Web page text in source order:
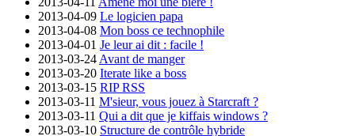
2013-04-09 Le logicien papa
2013-04-08 Mon boss ce technophile
2013-04-01 Je leur ai dit : facile !
2013-03-24 Avant de manger
2013-03-20 Iterate like a boss
2013-03-15 RIP RSS
2013-03-11 M'sieur, vous jouez à Starcraft ?
2013-03-11 Qui a dit que je kiffais windows ?
2013-03-10 Structure de contrôle hybride